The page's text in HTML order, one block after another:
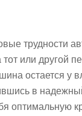
трудности
или другой
остается у
в
оптимальную